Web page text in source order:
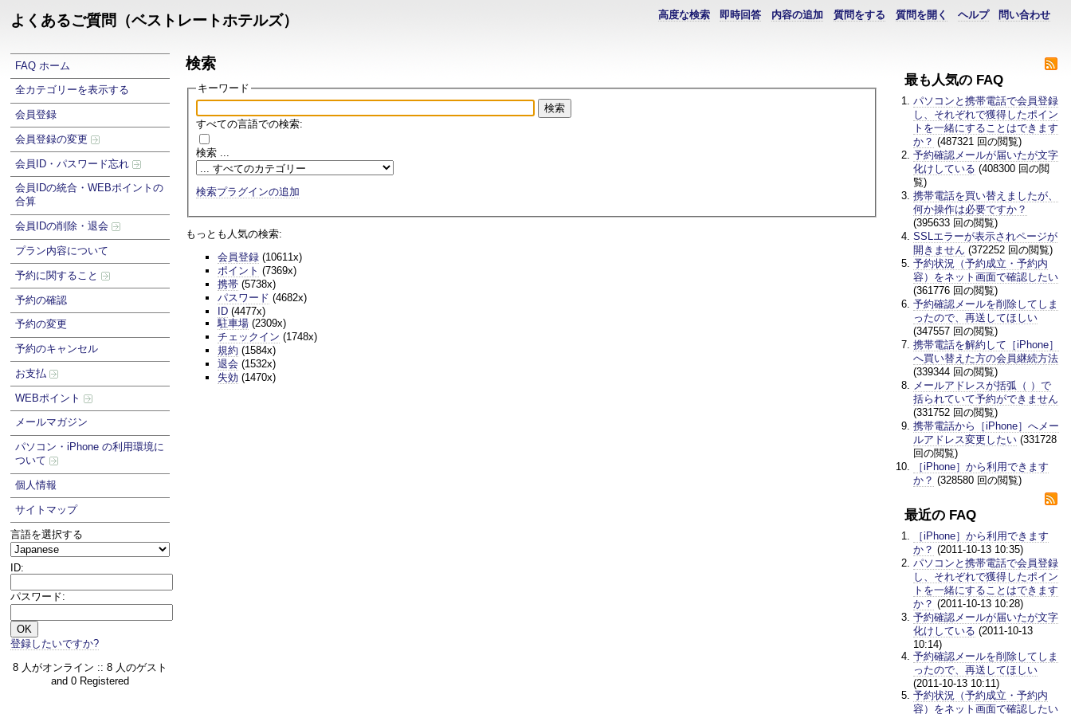
よくあるご質問（ベストレートホテルズ） 問い合わせ
ヘルプ
質問を開く
質問をする
内容の追加
即時回答
高度な検索
FAQ ホーム
全カテゴリーを表示する
会員登録
会員登録の変更
会員ID・パスワード忘れ
会員IDの統合・WEBポイントの
合算
会員IDの削除・退会
プラン内容について
予約に関すること
予約の確認
予約の変更
予約のキャンセル
お支払
WEBポイント
メールマガジン
パソコン・iPhone の利用環境に
ついて
個人情報
サイトマップ
言語を選択する
ID:
パスワード:
登録したいですか?
8 人がオンライン :: 8 人のゲスト
and 0 Registered
最も人気の FAQ
パソコンと携帯電話で会員登録
し、それぞれで獲得したポイン
トを一緒にすることはできます
か？ (487321 回の閲覧)
予約確認メールが届いたが文字
化けしている (408300 回の閲
覧)
携帯電話を買い替えましたが、
何か操作は必要ですか？
(395633 回の閲覧)
SSLエラーが表示されページが
開きません (372252 回の閲覧)
予約状況（予約成立・予約内
容）をネット画面で確認したい
(361776 回の閲覧)
予約確認メールを削除してしま
ったので、再送してほしい
(347557 回の閲覧)
携帯電話を解約して［iPhone］
へ買い替えた方の会員継続方法
(339344 回の閲覧)
メールアドレスが括弧（ ）で
括られていて予約ができません
(331752 回の閲覧)
携帯電話から［iPhone］へメー
ルアドレス変更したい (331728
回の閲覧)
［iPhone］から利用できます
か？ (328580 回の閲覧)
最近の FAQ
［iPhone］から利用できます
か？ (2011-10-13 10:35)
パソコンと携帯電話で会員登録
し、それぞれで獲得したポイン
トを一緒にすることはできます
か？ (2011-10-13 10:28)
予約確認メールが届いたが文字
化けしている (2011-10-13
10:14)
予約確認メールを削除してしま
ったので、再送してほしい
(2011-10-13 10:11)
予約状況（予約成立・予約内
容）をネット画面で確認したい
検索
キーワード
すべての言語での検索:
検索 ...
検索プラグインの追加
もっとも人気の検索:
会員登録(10611x)
ポイント (7369x)
携帯(5738x)
パスワード (4682x)
ID(4477x)
駐車場(2309x)
チェックイン (1748x)
規約 (1584x)
退会 (1532x)
失効 (1470x)